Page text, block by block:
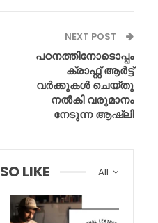
NEXT POST
പഠനത്തിനോടൊപ്പം
ക്രാഫ്റ്റ് ആർട്ട്
വർക്കുകൾ ചെയ്തു
നൽകി വരുമാനം
നേടുന്ന ആഷ്‌ലി
All
LIKE